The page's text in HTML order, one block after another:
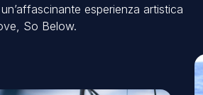
esperienza artistica
So Below.